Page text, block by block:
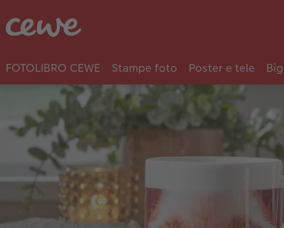
FOTOLIBRO CEWE Stampe foto Poster e tele